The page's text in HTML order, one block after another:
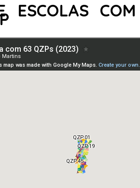
ESCOLAS COM